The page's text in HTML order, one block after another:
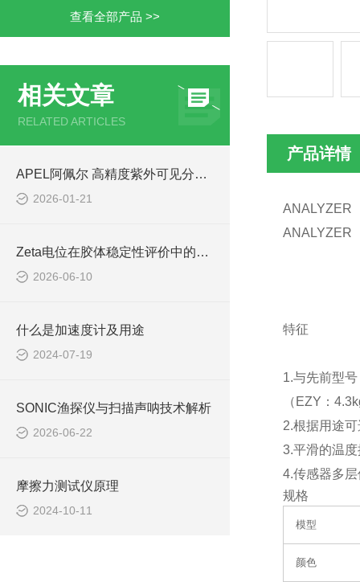
查看全部产品 >>
相关文章
RELATED ARTICLES
APEL阿佩尔 高精度紫外可见分光光度计设备 PD-3000UVe 工作原理
2026-01-21
Zeta电位在胶体稳定性评价中的重要意义与测量方法
2026-06-10
什么是加速度计及用途
2024-07-19
SONIC渔探仪与扫描声呐技术解析
2026-06-22
摩擦力测试仪原理
2024-10-11
产品详情
ANALYZER
ANALYZER
特征
1.与先前型
（EZY：
2.根据用途
3.平滑的温
4.传感器多
规格
模型
颜色